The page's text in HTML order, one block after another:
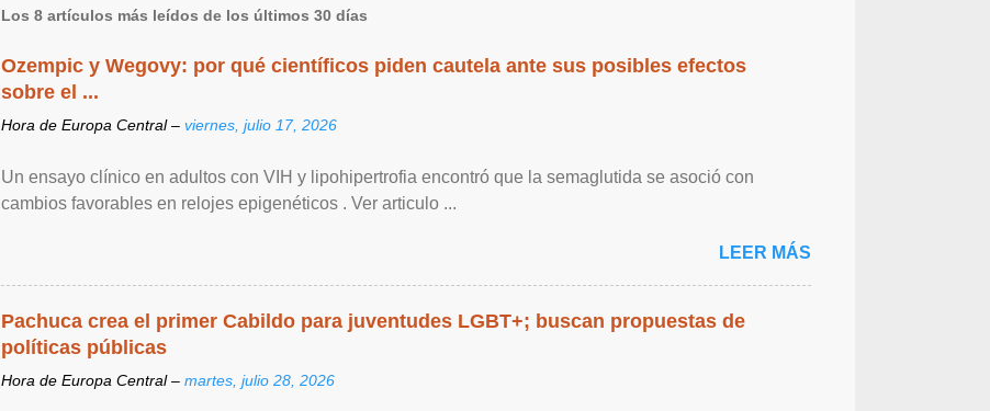
Los 8 artículos más leídos de los últimos 30 días
Ozempic y Wegovy: por qué científicos piden cautela ante sus posibles efectos
sobre el ...
Hora de Europa Central – viernes, julio 17, 2026
Un ensayo clínico en adultos con VIH y lipohipertrofia encontró que la semaglutida se asoció con
cambios favorables en relojes epigenéticos . Ver articulo ...
LEER MÁS
Pachuca crea el primer Cabildo para juventudes LGBT+; buscan propuestas de
políticas públicas
Hora de Europa Central – martes, julio 28, 2026